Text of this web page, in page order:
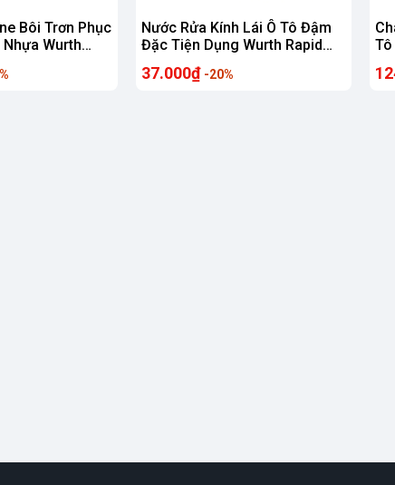
Bôi Trơn Phục
Nhựa Wurth
CHLB Đức
Nước Rửa Kính Lái Ô Tô Đậm
Đặc Tiện Dụng Wurth Rapid
Khẩu Chính Hãng
37.000₫ -20%
Tô